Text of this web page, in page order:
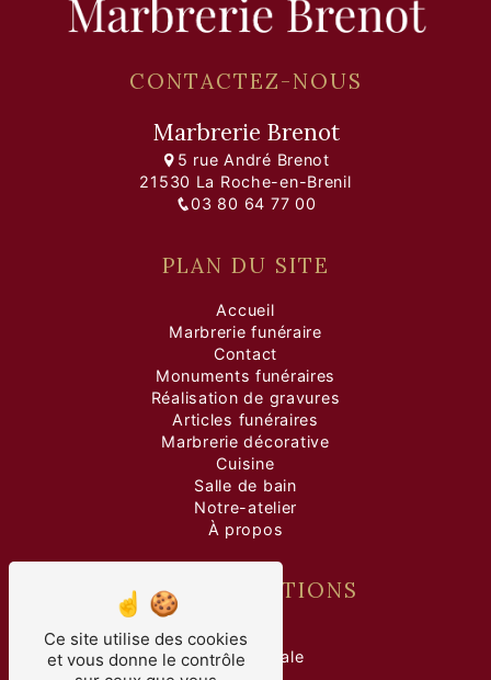
CONTACTEZ-NOUS
Marbrerie Brenot
5 rue André Brenot
21530 La Roche-en-Brenil
03 80 64 77 00
PLAN DU SITE
Accueil
Marbrerie funéraire
Contact
Monuments funéraires
Réalisation de gravures
Articles funéraires
Marbrerie décorative
Cuisine
Salle de bain
Notre-atelier
À propos
NOS PRESTATIONS
marbre
pierre tombale
Ce site utilise des cookies
et vous donne le contrôle